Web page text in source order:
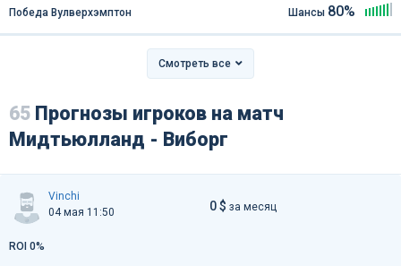
Победа Вулверхэмптон
Шансы 80%
Смотреть все
65 Прогнозы игроков на матч
Мидтьюлланд - Виборг
Vinchi
04 мая 11:50
0 $ за месяц
ROI 0%